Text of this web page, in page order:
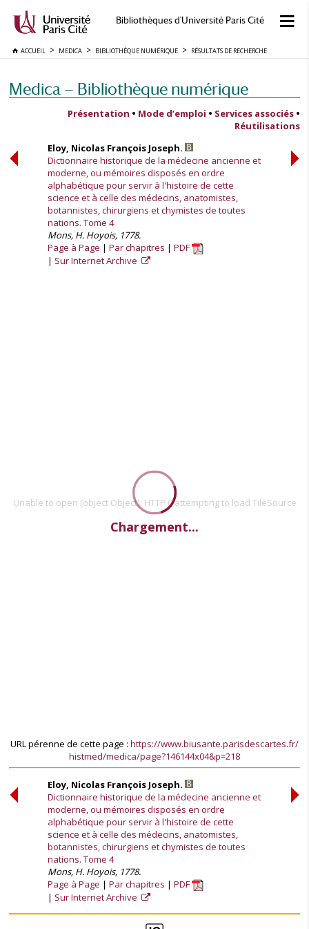
Bibliothèques d'Université Paris Cité
ACCUEIL MEDICA BIBLIOTHÈQUE NUMÉRIQUE RÉSULTATS DE RECHERCHE
Medica — Bibliothèque numérique
Présentation • Mode d’emploi • Services associés •
Réutilisations
Eloy, Nicolas François Joseph.
Dictionnaire historique de la médecine ancienne et
moderne, ou mémoires disposés en ordre
alphabétique pour servir à l'histoire de cette
science et à celle des médecins, anatomistes,
botannistes, chirurgiens et chymistes de toutes
nations. Tome 4
Mons, H. Hoyois, 1778.
Page à Page
Par chapitres
PDF
Sur Internet Archive
Unable to open [object Object]: HTTP 0 attempting to load TileSource
Chargement...
URL pérenne de cette page : https://www.biusante.parisdescartes.fr/
histmed/medica/page?146144x04&p=218
Eloy, Nicolas François Joseph.
Dictionnaire historique de la médecine ancienne et
moderne, ou mémoires disposés en ordre
alphabétique pour servir à l'histoire de cette
science et à celle des médecins, anatomistes,
botannistes, chirurgiens et chymistes de toutes
nations. Tome 4
Mons, H. Hoyois, 1778.
Page à Page
Par chapitres
PDF
Sur Internet Archive